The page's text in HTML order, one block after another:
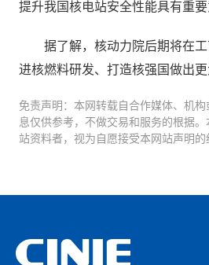
提升我国核电站安全性能具有重要
据了解，核动力院后期将在工
进核燃料研发、打造核强国做出更
免责声明：本网转载自合作媒体、机
息仅供参考，不做交易和服务的根据
站资料者，视为自愿接受本网站声明的